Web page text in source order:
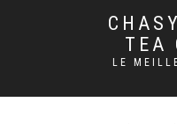
TEA
LE